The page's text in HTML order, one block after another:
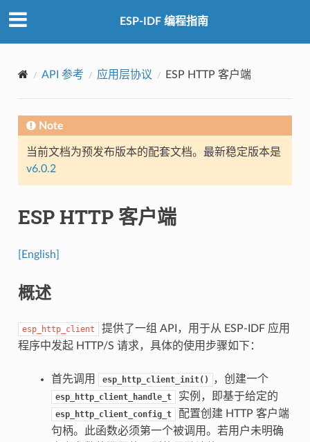
ESP-IDF 编程指南
API 参考 应用层协议 ESP HTTP 客户端
Note
当前文档为预发布版本的配套文档。最新稳定版本是
v6.0.2
ESP HTTP 客户端
[English]
概述
esp_http_client
提供了一组 API，用于从 ESP-IDF 应用
程序中发起 HTTP/S 请求，具体的使用步骤如下：
首先调用 esp_http_client_init() ，创建一个
esp_http_client_handle_t 实例，即基于给定的
esp_http_client_config_t
配置创建 HTTP 客户端
句柄。此函数必须第一个被调用。若用户未明确